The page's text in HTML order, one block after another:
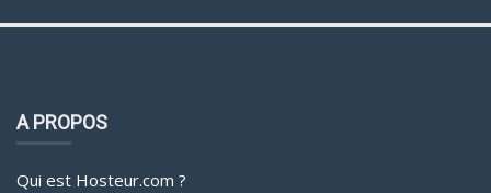
A PROPOS
Qui est Hosteur.com ?